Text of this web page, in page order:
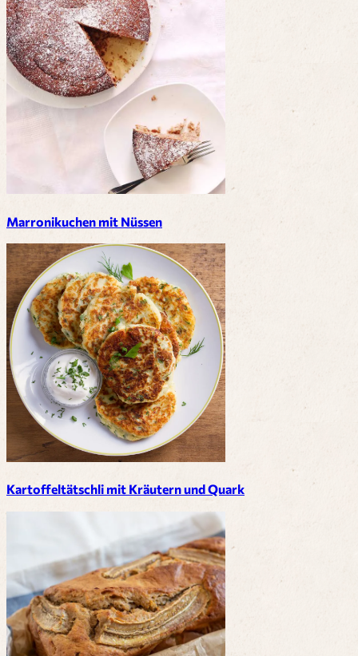
Marronikuchen mit Nüssen
Kartoffeltätschli mit Kräutern und Quark